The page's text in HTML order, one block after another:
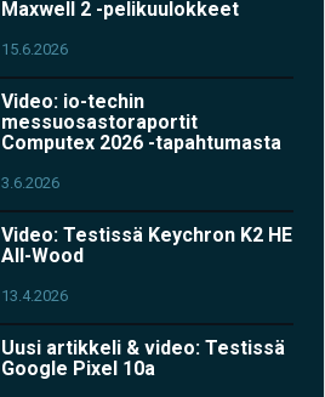
Maxwell 2 -pelikuulokkeet
15.6.2026
Video: io-techin
messuosastoraportit
Computex 2026 -tapahtumasta
3.6.2026
Video: Testissä Keychron K2 HE
All-Wood
13.4.2026
Uusi artikkeli & video: Testissä
Google Pixel 10a